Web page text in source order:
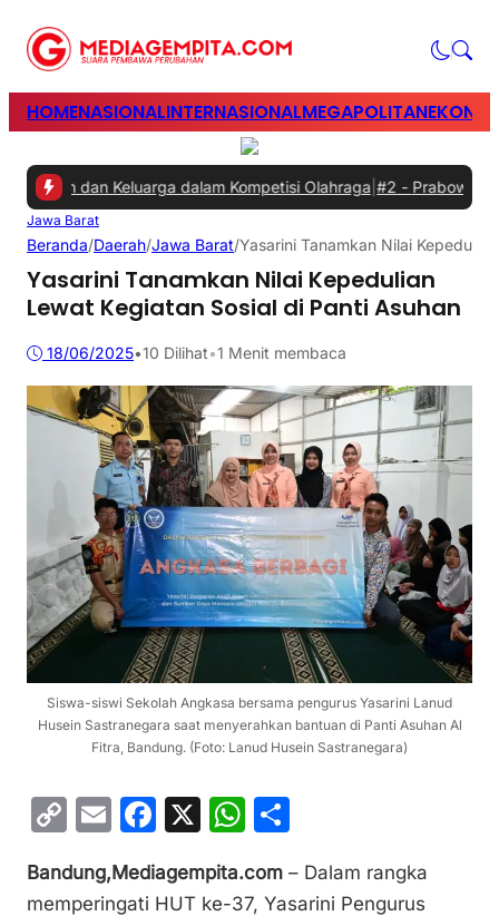
HOMENASIONALINTERNASIONALMEGAPOLITAN
dan Keluarga dalam Kompetisi Olahraga|#2 -Prabowo Minta
Jawa Barat
Beranda/Daerah/Jawa Barat/Yasarini Tanamkan Nilai
Yasarini Tanamkan Nilai Kepedulian
Lewat Kegiatan Sosial di Panti Asuhan
18/06/2025•10 Dilihat•1 Menit membaca
Siswa-siswi Sekolah Angkasa bersama pengurus Yasarini Lanud
Husein Sastranegara saat menyerahkan bantuan di Panti Asuhan Al
Fitra, Bandung. (Foto: Lanud Husein Sastranegara)
C
p
E
ai
F
c
X
W
at ar
Bandung,Mediagempita.com – Dalam rangka
memperingati HUT ke-37, Yasarini Pengurus